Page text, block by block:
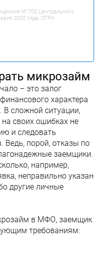
№ 705 Центрального
2022 года, ОГРН
микрозайм
– это залог
характера
В сложной ситуации,
на своих ошибках не
и следовать
Ведь, порой, отказы по
заемщики.
например,
неправильно указан
другие личные
в МФО, заемщик
требованиям: